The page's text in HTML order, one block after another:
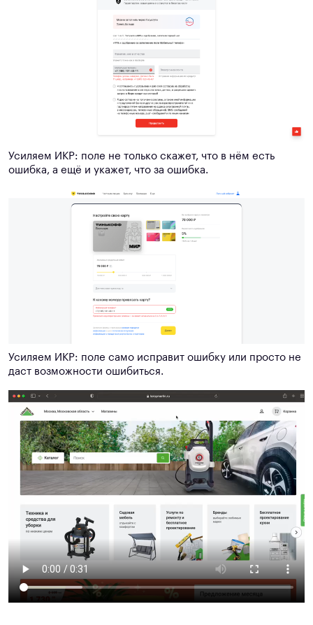
Усиляем ИКР: поле не только скажет, что в нём есть
ошибка, а ещё и укажет, что за ошибка.
Усиляем ИКР: поле само исправит ошибку или просто не
даст возможности ошибиться.